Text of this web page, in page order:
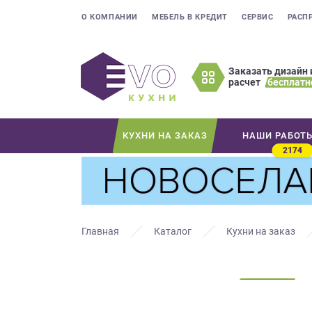
О КОМПАНИИ МЕБЕЛЬ В КРЕДИТ СЕРВИС
Заказать дизайн
расчет
КУХНИ НА ЗАКАЗ НАШИ
2174
Главная Каталог Кухни на заказ
ваши